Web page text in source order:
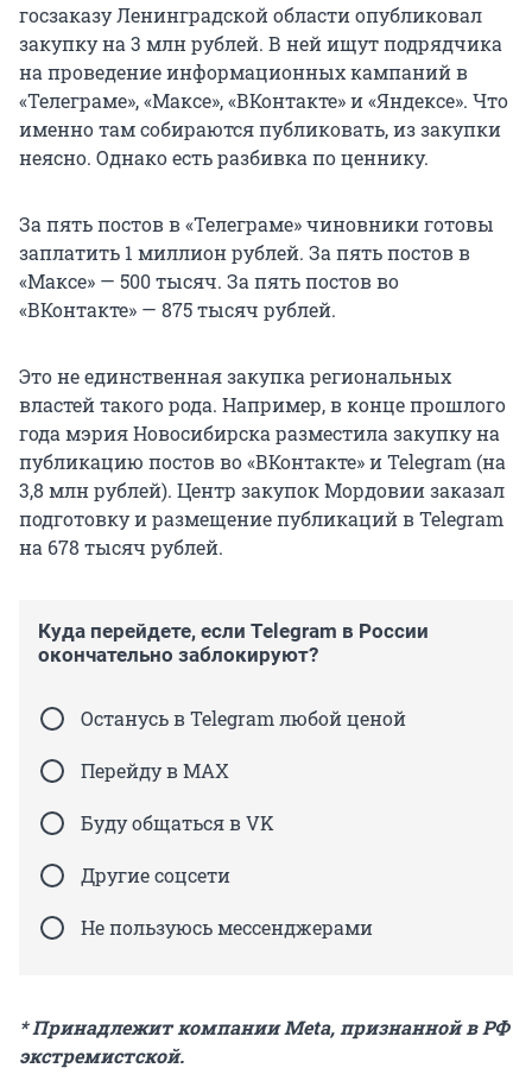
госзаказу Ленинградской области опубликовал
закупку на 3 млнрублей. В ней ищут подрядчика
на проведение информационных кампаний в
«Телеграме», «Максе», «ВКонтакте» и «Яндексе». Что
именно там собираются публиковать, из закупки
неясно. Однако есть разбивка по ценнику.
За пять постов в «Телеграме» чиновники готовы
заплатить 1 миллионрублей. За пять постов в
«Максе» — 500 тысяч. За пять постов во
«ВКонтакте» — 875 тысяч рублей.
Это не единственная закупка региональных
властей такого рода. Например, в конце прошлого
года мэрия Новосибирска разместила закупку на
публикацию постов во «ВКонтакте» и Telegram (на
3,8 млнрублей). Центр закупок Мордовии заказал
подготовку и размещение публикаций в Telegram
на 678 тысяч рублей.
Куда перейдете, если Telegram в России
окончательно заблокируют?
Останусь в Telegram любой ценой
Перейду в MAX
Буду общаться в VK
Другие соцсети
Не пользуюсь мессенджерами
* Принадлежит компании Meta, признанной в РФ
экстремистской.